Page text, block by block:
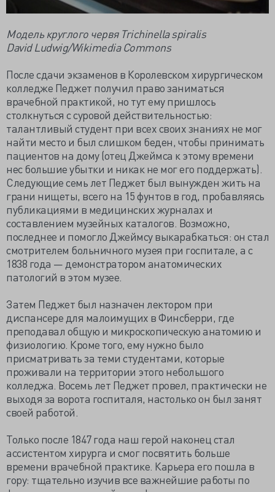
Модель круглого червя Trichinella spiralis
David Ludwig/Wikimedia Commons
После сдачи экзаменов в Королевском хирургическом
колледже Педжет получил право заниматься
врачебной практикой, но тут ему пришлось
столкнуться с суровой действительностью:
талантливый студент при всех своих знаниях не мог
найти место и был слишком беден, чтобы принимать
пациентов на дому (отец Джеймса к этому времени
нес большие убытки и никак не мог его поддержать).
Следующие семь лет Педжет был вынужден жить на
грани нищеты, всего на 15 фунтов в год, пробавляясь
публикациями в медицинских журналах и
составлением музейных каталогов. Возможно,
последнее и помогло Джеймсу выкарабкаться: он стал
смотрителем больничного музея при госпитале, а с
1838 года — демонстратором анатомических
патологий в этом музее.
Затем Педжет был назначен лектором при
диспансере для малоимущих в Финсберри, где
преподавал общую и микроскопическую анатомию и
физиологию. Кроме того, ему нужно было
присматривать за теми студентами, которые
проживали на территории этого небольшого
колледжа. Восемь лет Педжет провел, практически не
выходя за ворота госпиталя, настолько он был занят
своей работой.
Только после 1847 года наш герой наконец стал
ассистентом хирурга и смог посвятить больше
времени врачебной практике. Карьера его пошла в
гору: тщательно изучив все важнейшие работы по